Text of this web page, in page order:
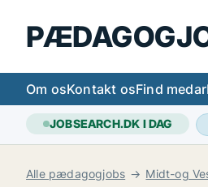
Om osKontakt osFind
JOBSEARCH.DK I DAG
Alle pædagogjobs Midt-og